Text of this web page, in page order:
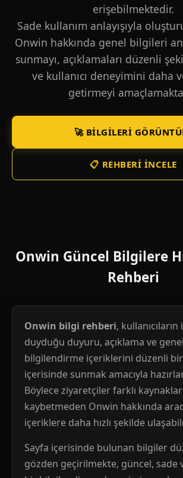
erişebilmektedir.
Sade kullanım anlayışıyla
Onwin hakkında genel bilgileri
sunmayı, açıklamaları düzenli
ve kullanıcı deneyimini daha
getirmeyi
🚀 BILGILERI
📋 REHBERI İNCELE
Onwin Güncel Bilgilere
Rehberi
Onwin bilgi rehberi,
duyduğu duyuru, açıklama ve genel
bilgilendirme içeriklerini düzenli bir
içerisinde sunmak amacıyla
Böylece ziyaretçiler farklı
kaybetmeden Onwin hakkında
içeriklere daha hızlı şekilde
Sayfa içerisinde bulunan bilgiler
gözden geçirilmekte, güncel, sade